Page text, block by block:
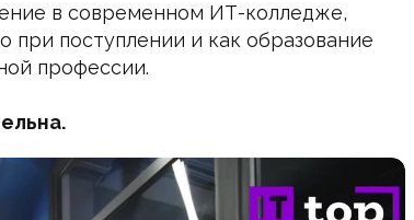
в современном ИТ-колледже,
при поступлении и как образование
профессии.